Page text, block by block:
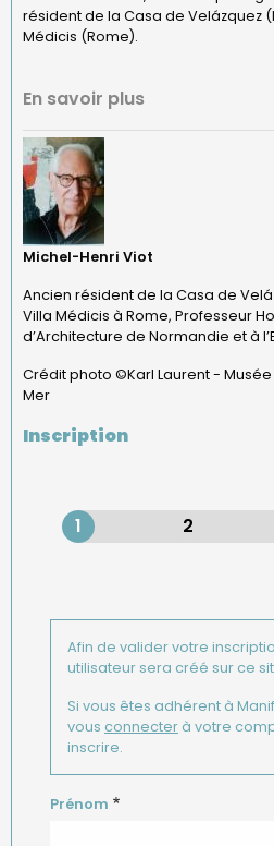
résident de la Casa de Velázquez
Médicis (Rome).
En savoir plus
Michel-Henri Viot
Ancien résident de la Casa de
Villa Médicis à Rome, Professeur
d’Architecture de Normandie et à
Crédit photo ©Karl Laurent -
Mer
Inscription
Groupe
col1
Afin de valider votre
utilisateur sera créé sur ce
Si vous êtes adhérent à
vous connecter à votre
inscrire.
Prénom